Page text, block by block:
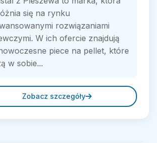
się na rynku
rozwiązaniami
W ich ofercie znajdują
piece na pellet, które
w sobie...
Zobacz szczegóły